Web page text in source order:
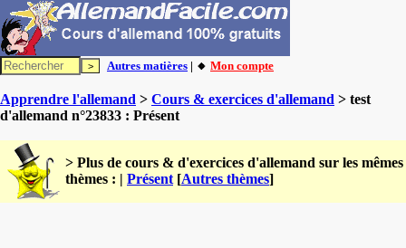
Autres matières | 🔸 Mon compte
Apprendre l'allemand > Cours & exercices d'allemand > test
d'allemand n°23833 : Présent
> Plus de cours & d'exercices d'allemand sur les mêmes
thèmes : | Présent [Autres thèmes]